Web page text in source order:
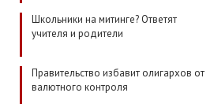
Школьники на митинге? Ответят
учителя и родители
Правительство избавит олигархов от
валютного контроля